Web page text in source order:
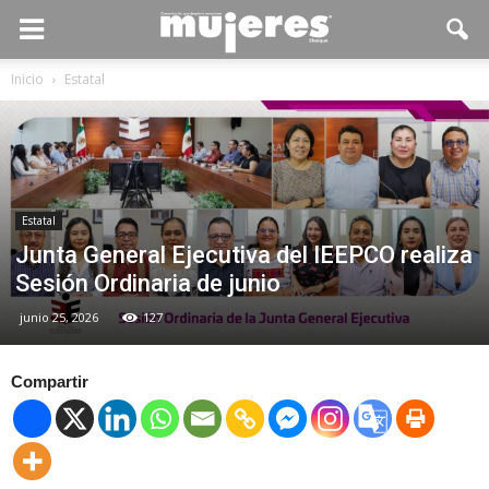
Inicio Estatal
Estatal
Junta General Ejecutiva del IEEPCO realiza
Sesión Ordinaria de junio
junio 25, 2026 127
Compartir